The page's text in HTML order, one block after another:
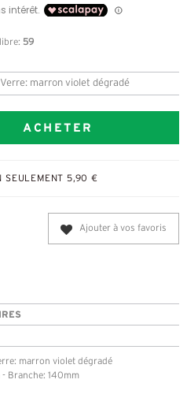
59
marron violet dégradé
ACHETER
SEULEMENT 5,90 €
Ajouter à vos favoris
marron violet dégradé
- Branche: 140mm